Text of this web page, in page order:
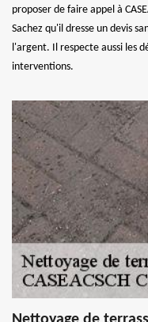
proposer de faire appel à
Sachez qu'il dresse un devis
l'argent. Il respecte aussi les
interventions.